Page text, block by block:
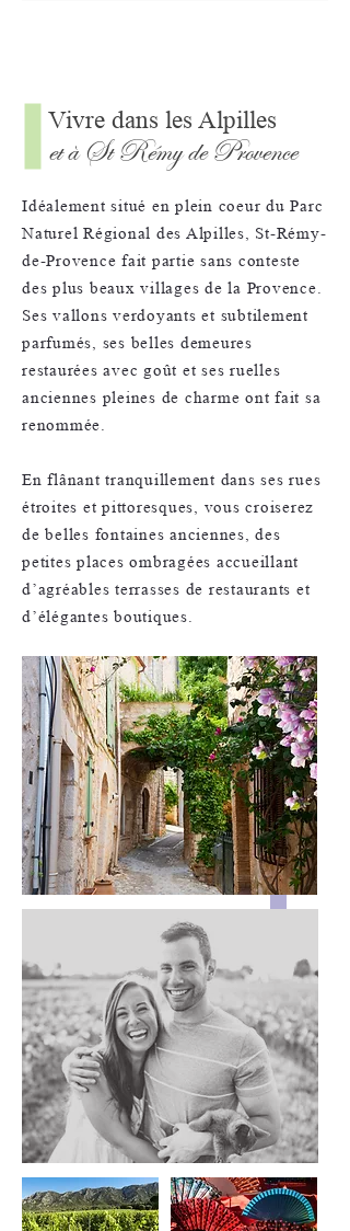
Vivre dans les Alpilles
et à St Rémy de Provence
Idéalement situé en plein coeur du Parc
Naturel Régional des Alpilles, St-Rémy-
de-Provence fait partie sans conteste
des plus beaux villages de la Provence.
Ses vallons verdoyants et subtilement
parfumés, ses belles demeures
restaurées avec goût et ses ruelles
anciennes pleines de charme ont fait sa
renommée.
En flânant tranquillement dans ses rues
étroites et pittoresques, vous croiserez
de belles fontaines anciennes, des
petites places ombragées accueillant
d’agréables terrasses de restaurants et
d’élégantes boutiques.